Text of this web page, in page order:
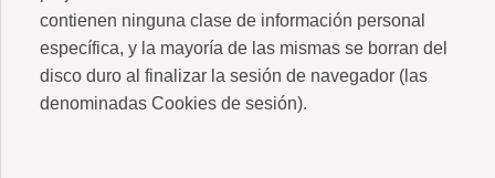
contienen ninguna clase de información personal
específica, y la mayoría de las mismas se borran del
disco duro al finalizar la sesión de navegador (las
denominadas Cookies de sesión).